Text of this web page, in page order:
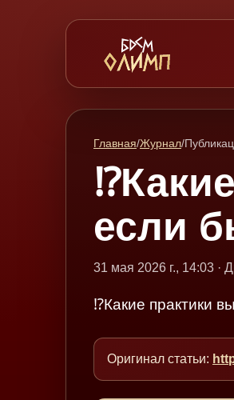
Главная/Журнал/
если
31 мая 2026 г., 14:03 ·
⁉️Какие практики
Оригинал статьи: